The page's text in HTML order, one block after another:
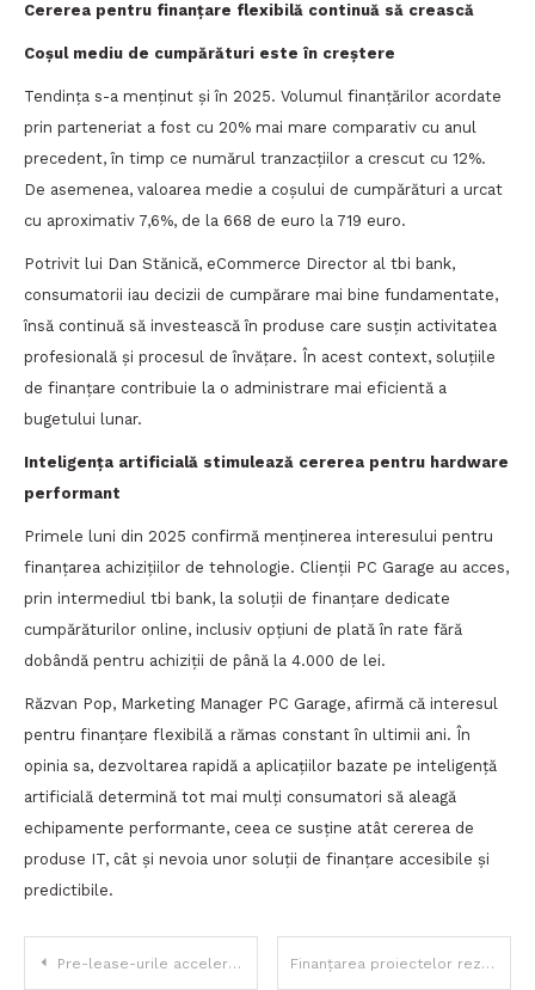
Cererea pentru finanțare flexibilă continuă să crească
Coșul mediu de cumpărături este în creștere
Tendința s-a menținut și în 2025. Volumul finanțărilor acordate
prin parteneriat a fost cu 20% mai mare comparativ cu anul
precedent, în timp ce numărul tranzacțiilor a crescut cu 12%.
De asemenea, valoarea medie a coșului de cumpărături a urcat
cu aproximativ 7,6%, de la 668 de euro la 719 euro.
Potrivit lui Dan Stănică, eCommerce Director al tbi bank,
consumatorii iau decizii de cumpărare mai bine fundamentate,
însă continuă să investească în produse care susțin activitatea
profesională și procesul de învățare. În acest context, soluțiile
de finanțare contribuie la o administrare mai eficientă a
bugetului lunar.
Inteligența artificială stimulează cererea pentru hardware
performant
Primele luni din 2025 confirmă menținerea interesului pentru
finanțarea achizițiilor de tehnologie. Clienții PC Garage au acces,
prin intermediul tbi bank, la soluții de finanțare dedicate
cumpărăturilor online, inclusiv opțiuni de plată în rate fără
dobândă pentru achiziții de până la 4.000 de lei.
Răzvan Pop, Marketing Manager PC Garage, afirmă că interesul
pentru finanțare flexibilă a rămas constant în ultimii ani. În
opinia sa, dezvoltarea rapidă a aplicațiilor bazate pe inteligență
artificială determină tot mai mulți consumatori să aleagă
echipamente performante, ceea ce susține atât cererea de
produse IT, cât și nevoia unor soluții de finanțare accesibile și
predictibile.
Navigare
Pre-lease-urile accelerează piața de birouri din București: semn de relansare, dar și de repoziționare a cererii Finanțarea proiectelor rezidențiale reflectă maturizarea pieței